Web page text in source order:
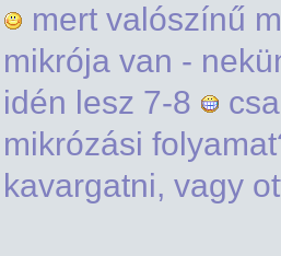
mert valószínű
mikrója van -
idén lesz 7-8
mikrózási
kavargatni, vagy